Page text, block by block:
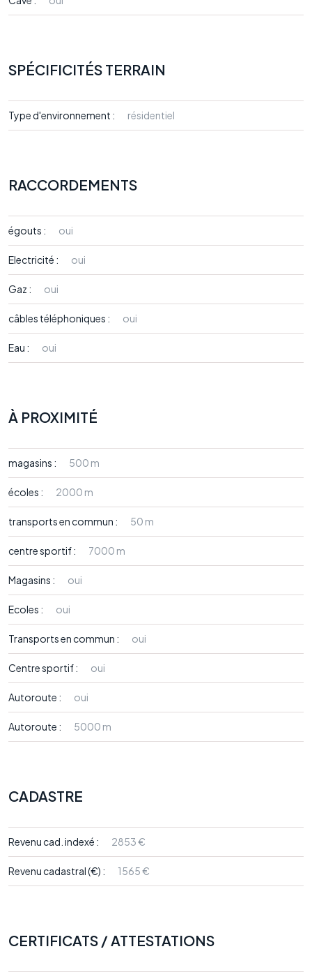
SPÉCIFICITÉS TERRAIN
Type d'environnement : résidentiel
RACCORDEMENTS
égouts : oui
Electricité : oui
Gaz : oui
câbles téléphoniques : oui
Eau : oui
À PROXIMITÉ
magasins : 500 m
écoles : 2000 m
transports en commun : 50 m
centre sportif : 7000 m
Magasins : oui
Ecoles : oui
Transports en commun : oui
Centre sportif : oui
Autoroute : oui
Autoroute : 5000 m
CADASTRE
Revenu cad. indexé : 2853 €
Revenu cadastral (€) : 1565 €
CERTIFICATS / ATTESTATIONS